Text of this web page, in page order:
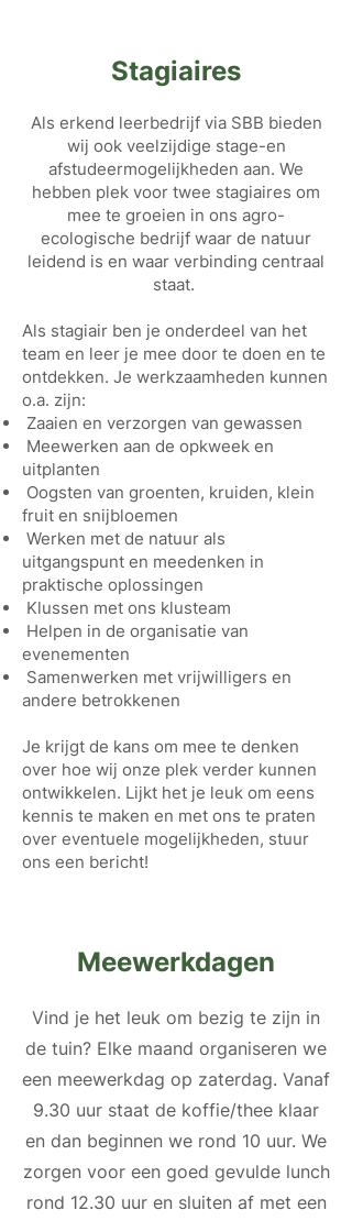
Stagiaires
Als erkend leerbedrijf via SBB bieden
wij ook veelzijdige stage-en
afstudeermogelijkheden aan. We
hebben plek voor twee stagiaires om
mee te groeien in ons agro-
ecologische bedrijf waar de natuur
leidend is en waar verbinding centraal
staat.
Als stagiair ben je onderdeel van het
team en leer je mee door te doen en te
ontdekken. Je werkzaamheden kunnen
o.a. zijn:
Zaaien en verzorgen van gewassen
Meewerken aan de opkweek en
uitplanten
Oogsten van groenten, kruiden, klein
fruit en snijbloemen
Werken met de natuur als
uitgangspunt en meedenken in
praktische oplossingen
⁠ Klussen met ons klusteam
Helpen in de organisatie van
evenementen
Samenwerken met vrijwilligers en
andere betrokkenen
Je krijgt de kans om mee te denken
over hoe wij onze plek verder kunnen
ontwikkelen. Lijkt het je leuk om eens
kennis te maken en met ons te praten
over eventuele mogelijkheden, stuur
ons een bericht!
Meewerkdagen
Vind je het leuk om bezig te zijn in
de tuin? Elke maand organiseren we
een meewerkdag op zaterdag. Vanaf
9.30 uur staat de koffie/thee klaar
en dan beginnen we rond 10 uur. We
zorgen voor een goed gevulde lunch
rond 12.30 uur en sluiten af met een